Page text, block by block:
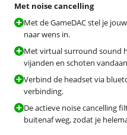
Met noise cancelling
Met de GameDAC stel je
naar wens in.
Met virtual surround sound
vijanden en schoten
Verbind de headset via
verbinding.
De actieve noise cancelling
buitenaf weg, zodat je